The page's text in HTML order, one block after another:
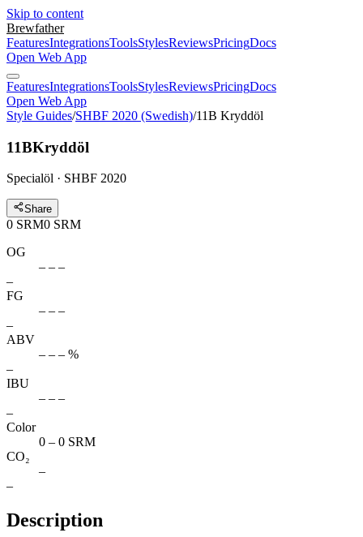
Skip to content
Brewfather
FeaturesIntegrationsToolsStylesReviewsPricingDocs
Open Web App
FeaturesIntegrationsToolsStylesReviewsPricingDocs
Open Web App
Style Guides/SHBF 2020 (Swedish)/11B Kryddöl
11BKryddöl
Specialöl · SHBF 2020
Share
0 SRM0 SRM
OG
– – –
–
FG
– – –
–
ABV
– – – %
–
IBU
– – –
–
Color
0 – 0 SRM
CO₂
–
–
Description